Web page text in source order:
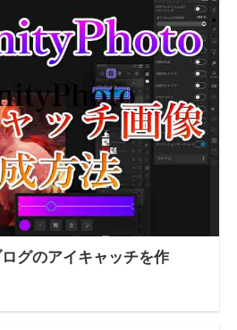
グのアイキャッチを作